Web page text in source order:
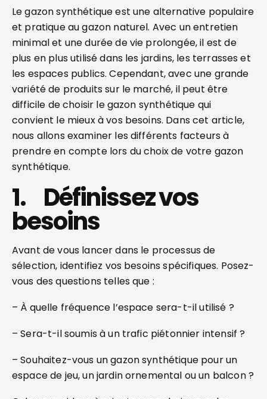
Le gazon synthétique est une alternative populaire
et pratique au gazon naturel. Avec un entretien
minimal et une durée de vie prolongée, il est de
plus en plus utilisé dans les jardins, les terrasses et
les espaces publics. Cependant, avec une grande
variété de produits sur le marché, il peut être
difficile de choisir le gazon synthétique qui
convient le mieux à vos besoins. Dans cet article,
nous allons examiner les différents facteurs à
prendre en compte lors du choix de votre gazon
synthétique.
1. Définissez vos
besoins
Avant de vous lancer dans le processus de
sélection, identifiez vos besoins spécifiques. Posez-
vous des questions telles que :
– À quelle fréquence l’espace sera-t-il utilisé ?
– Sera-t-il soumis à un trafic piétonnier intensif ?
– Souhaitez-vous un gazon synthétique pour un
espace de jeu, un jardin ornemental ou un balcon ?